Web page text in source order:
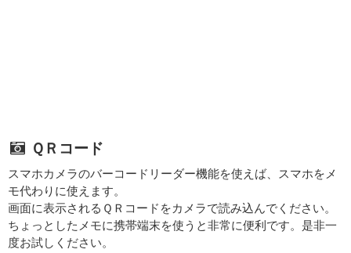
ＱＲコード
スマホカメラのバーコードリーダー機能を使えば、スマホをメ
モ代わりに使えます。
画面に表示されるＱＲコードをカメラで読み込んでください。
ちょっとしたメモに携帯端末を使うと非常に便利です。是非一
度お試しください。